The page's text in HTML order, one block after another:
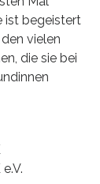
ist begeistert
vielen
die sie bei